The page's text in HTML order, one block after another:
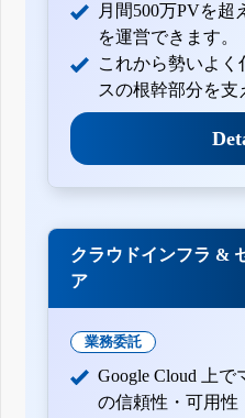
月間500万PVを超
を運営できます。
これから勢いよ
スの根幹部分を支
クラウドインフラ &
ア
業務委託
Google Cloud 上
の信頼性・可用性